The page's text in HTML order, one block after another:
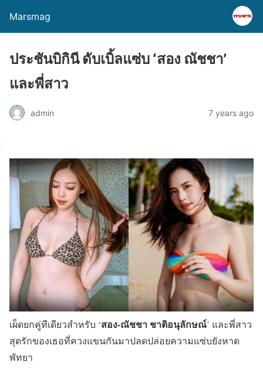
Marsmag
ประชันบิกินี ดับเบิ้ลแซ่บ ‘สอง ณัชชา’
และพี่สาว
admin 7 years ago
เผ็ดยกคู่ทีเดียวสำหรับ ‘สอง-ณัชชา ชาติอนุลักษณ์’ และพี่สาว
สุดรักของเธอที่ควงแขนกันมาปลดปล่อยความแซ่บยังหาด
พัทยา